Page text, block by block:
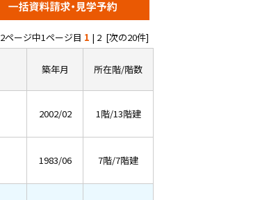
2ページ中1ページ目 1 | 2 [次の20件]
築年月 所在階/階数
2002/02 1階/13階建
1983/06 7階/7階建